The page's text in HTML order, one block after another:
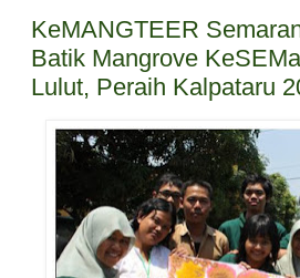
KeMANGTEER
Batik Mangrove
Lulut, Peraih Kalpataru